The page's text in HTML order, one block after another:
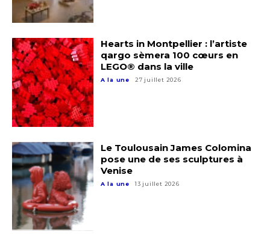
Prénom
Statut / Organisation
J'accepte lestermes et conditions
Adresse email*
Nom
Prénom
Statut / Organisation
J'accepte lestermes et conditions
* Champ obligatoire
Hearts in Montpellier : l’artiste
qargo sèmera 100 cœurs en
LEGO® dans la ville
A la une 27 juillet 2026
Le Toulousain James Colomina
pose une de ses sculptures à
Venise
A la une 13 juillet 2026